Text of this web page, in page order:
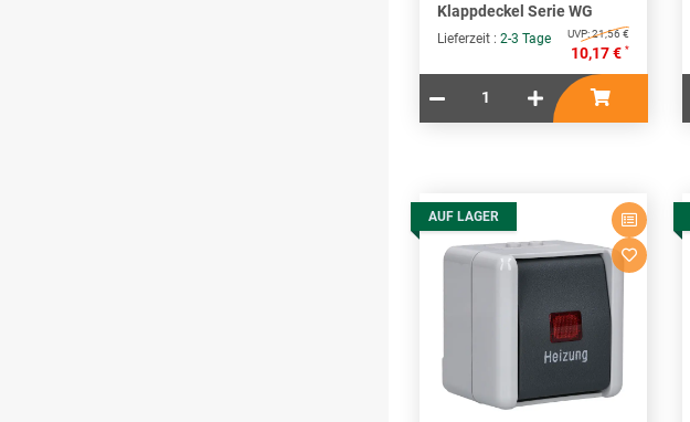
Klappdeckel Serie WG
Lieferzeit : 2-3 Tage UVP:21,56 €
10,17 € *
AUF LAGER